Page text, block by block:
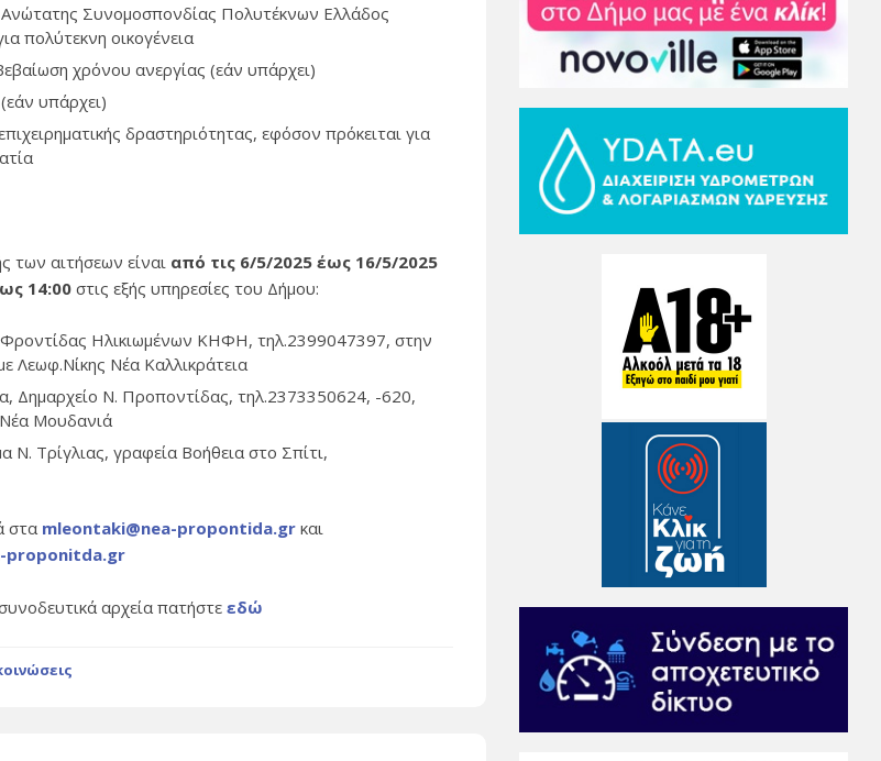
Ανώτατης Συνομοσπονδίας Πολυτέκνων Ελλάδος
πολύτεκνη οικογένεια
χρόνου ανεργίας (εάν υπάρχει)
υπάρχει)
δραστηριότητας, εφόσον πρόκειται για
των αιτήσεων είναι από τις 6/5/2025 έως 16/5/2025
14:00στις εξής υπηρεσίες του Δήμου:
Ηλικιωμένων ΚΗΦΗ, τηλ.2399047397, στην
Λεωφ.Νίκης Νέα Καλλικράτεια
Δημαρχείο Ν. Προποντίδας, τηλ.2373350624, -620,
Μουδανιά
Ν. Τρίγλιας, γραφεία Βοήθεια στο Σπίτι,
στα mleontaki@nea-propontida.gr και
proponitda.gr
αρχεία πατήστεεδώ